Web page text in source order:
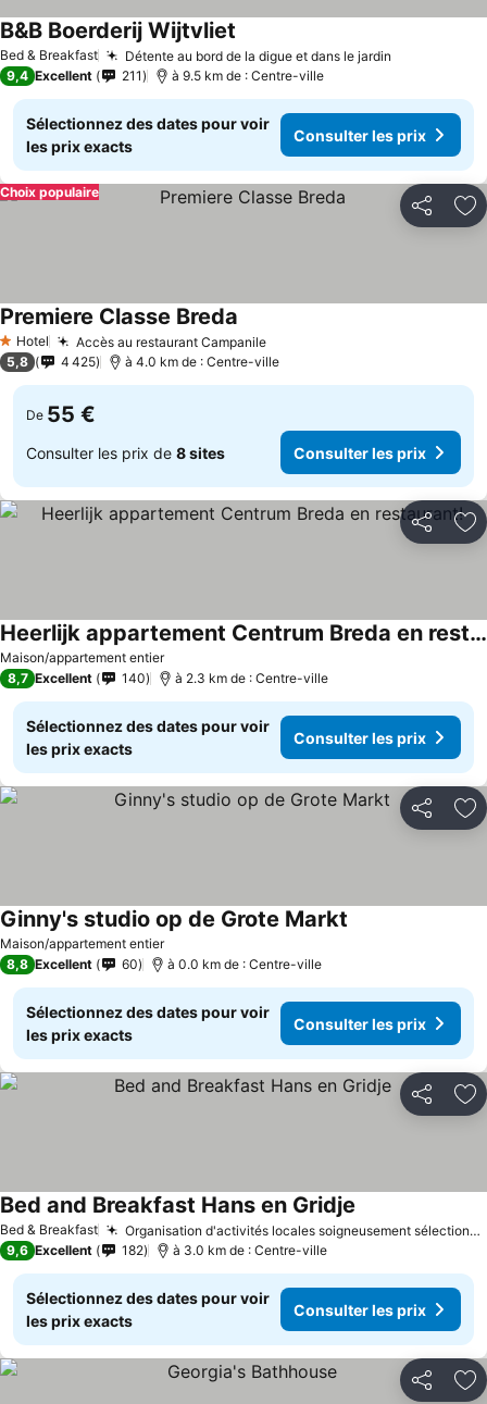
Bed & Breakfast Détente au bord de la digue et dans le jardin
B&B Boerderij Wijtvliet
9,4 Excellent 211 à 9.5 km de : Centre-ville
Sélectionnez des dates pour voir
les prix exacts
Consulter les prix
Partager
Choix populaire
1 Étoiles
Hotel Accès au restaurant Campanile
Premiere Classe Breda
5,8 4 425 à 4.0 km de : Centre-ville
De 55 €
Consulter les prix de 8 sites Consulter les prix
Partager
Maison/appartement entier
Heerlijk appartement Centrum Breda en restaurant!
8,7 Excellent 140 à 2.3 km de : Centre-ville
Sélectionnez des dates pour voir
les prix exacts
Consulter les prix
Partager
Maison/appartement entier
Ginny's studio op de Grote Markt
8,8 Excellent 60 à 0.0 km de : Centre-ville
Sélectionnez des dates pour voir
les prix exacts
Consulter les prix
Partager
Bed & Breakfast Organisation d'activités locales soigneusement sélectionnées
Bed and Breakfast Hans en Gridje
9,6 Excellent 182 à 3.0 km de : Centre-ville
Sélectionnez des dates pour voir
les prix exacts
Consulter les prix
Partager